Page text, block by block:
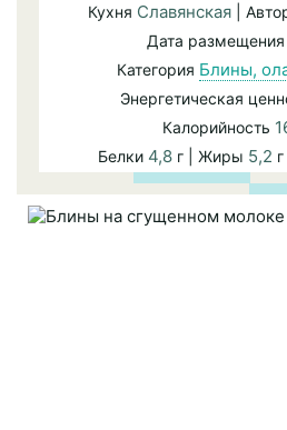
Кухня Славянская |
Дата размещения
Категория Блины,
Энергетическая
Калорийность
Белки 4,8 г | Жиры 5,2